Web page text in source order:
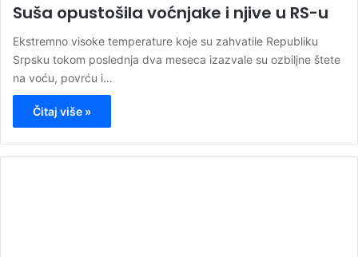
Suša opustošila voćnjake i njive u RS-u
Ekstremno visoke temperature koje su zahvatile Republiku
Srpsku tokom poslednja dva meseca izazvale su ozbiljne štete
na voću, povrću i…
Čitaj više »